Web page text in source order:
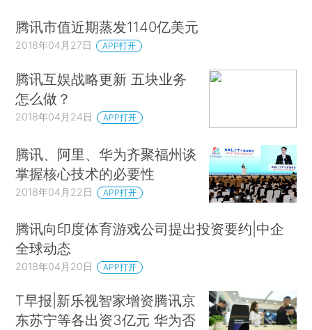
腾讯市值近期蒸发1140亿美元
2018年04月27日 APP打开
腾讯互娱战略更新 五块业务
怎么做？
2018年04月24日 APP打开
腾讯、阿里、华为齐聚福州谈
掌握核心技术的必要性
2018年04月22日 APP打开
腾讯向印度体育游戏公司提出投资要约|中企
全球动态
2018年04月20日 APP打开
T早报|新乐视智家增资腾讯京
东苏宁等各出资3亿元 华为否